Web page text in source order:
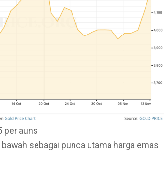
per auns
sebagai punca utama harga emas